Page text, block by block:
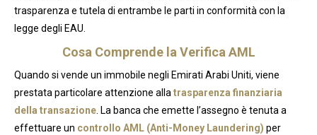
trasparenza e tutela di entrambe le parti in conformità con la
legge degli EAU.
Cosa Comprende la Verifica AML
Quando si vende un immobile negli Emirati Arabi Uniti, viene
prestata particolare attenzione allatrasparenza finanziaria
della transazione. La banca che emette l’assegno è tenuta a
effettuare un controllo AML (Anti-Money Laundering) per